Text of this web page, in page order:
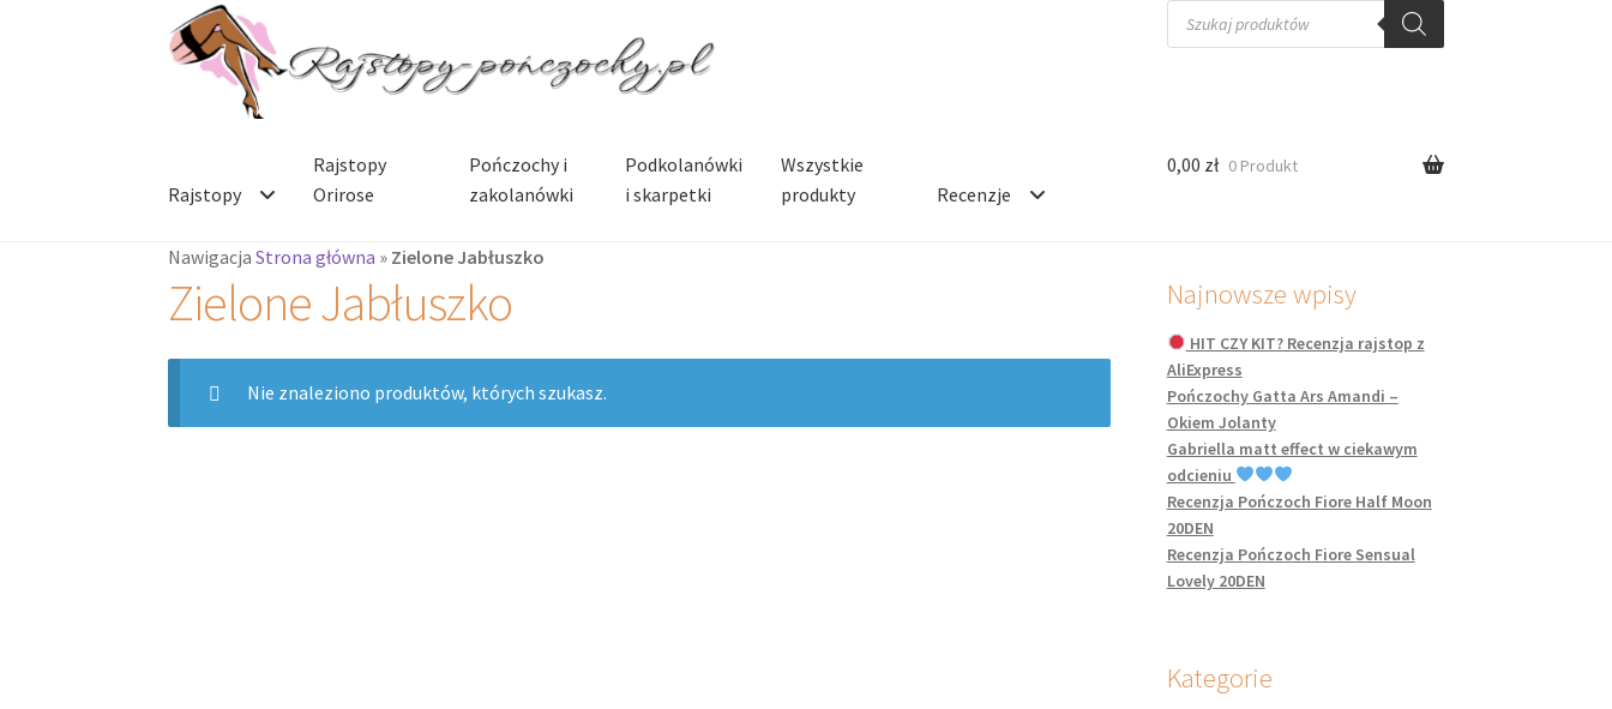
Przejdź
do
nawigacji
Przejdź
do
treści
Wyszukiwarka
produktów
Rajstopy
Rajstopy
Orirose
Pończochy i
zakolanówki
Podkolanówki
i skarpetki
Wszystkie
produkty
Recenzje
0,00 zł 0 Produkt
NawigacjaStrona główna » Zielone Jabłuszko
Zielone Jabłuszko
Nie znaleziono produktów, których szukasz.
Najnowsze wpisy
HIT CZY KIT? Recenzja rajstop z
AliExpress
Pończochy Gatta Ars Amandi –
Okiem Jolanty
Gabriella matt effect w ciekawym
odcieniu
Recenzja Pończoch Fiore Half Moon
20DEN
Recenzja Pończoch Fiore Sensual
Lovely 20DEN
Kategorie